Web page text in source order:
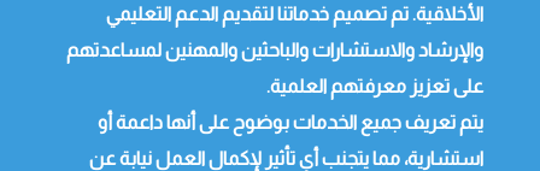
الأخلاقية. تم تصميم خدماتنا لتقديم الدعم التعليمي
والإرشاد والاستشارات والباحثين والمهنين لمساعدتهم
على تعزيز معرفتهم العلمية.
يتم تعريف جميع الخدمات بوضوح على أنها داعمة أو
استشارية، مما يتجنب أي تأثير لإكمال العمل نيابة عن